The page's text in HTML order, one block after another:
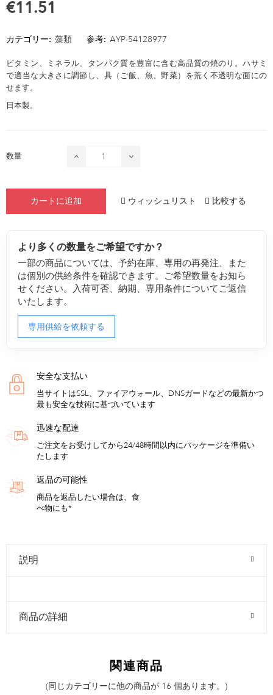
€11.51
カテゴリー: 藻類 参考: AYP-54128977
ビタミン、ミネラル、タンパク質を豊富に含む高品質の焼のり。ハサミ
で適当な大きさに調節し、具（ご飯、魚、野菜）を荒く不透明な面にの
せます。
日本製。
数量
カートに追加 ウィッシュリスト 比較する
より多くの数量をご希望ですか？
一部の商品については、予約在庫、専用の再発注、また
は個別の供給条件を確認できます。ご希望数量をお知ら
せください。入荷可否、納期、専用条件についてご返信
いたします。
専用供給を依頼する
安全な支払い
当サイトはSSL、ファイアウォール、DNSガードなどの最新かつ
最も安全な技術に基づいています
迅速な配達
ご注文をお受けしてから24/48時間以内にパッケージを準備い
たします
返品の可能性
商品を返品したい場合は、食
べ物にも*
説明
商品の詳細
関連商品
(同じカテゴリーに他の商品が 16 個あります。)